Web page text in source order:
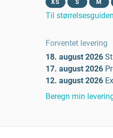
XS S M
Til størrelsesguiden
Forventet levering
18. august 2026
17. august 2026
12. august 2026
Beregn min